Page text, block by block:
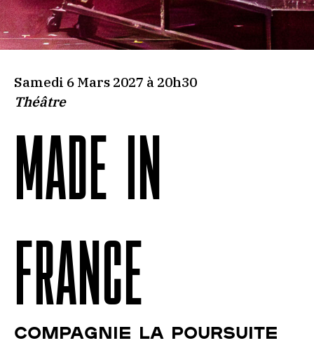
Samedi 6 Mars 2027 à 20h30
Théâtre
MADE IN
FRANCE
COMPAGNIE LA POURSUITE